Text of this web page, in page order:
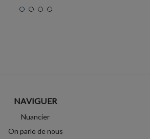
NAVIGUER
Nuancier
On parle de nous